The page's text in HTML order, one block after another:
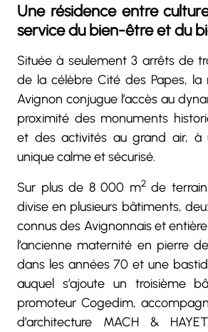
Une résidence entre
service du bien-être et du
Située à seulement 3 arrêts de
de la célèbre Cité des Papes, la
Avignon conjugue l’accès au
proximité des monuments
et des activités au grand air, à
unique calme et sécurisé.
Sur plus de 8 000 m2de
divise en plusieurs bâtiments,
connus des Avignonnais et
l’ancienne maternité en pierre
dans les années 70 et une
auquel s’ajoute un troisième
promoteur Cogedim,
d’architecture MACH &